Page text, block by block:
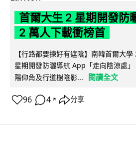
首爾大生 2 星期開發防
2 萬人下載衝榜首
【行路都要揀好有遮陰】南韓首爾大
星期開發防曬導航 App「走向陰涼處
陽仰角及行道樹陰影...
閱讀全文
96 4 ↗ 分享